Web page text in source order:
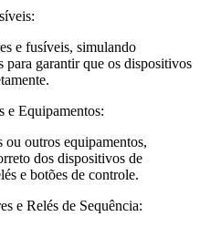
e fusíveis, simulando
para garantir que os dispositivos
e Equipamentos:
ou outros equipamentos,
dos dispositivos de
e botões de controle.
e Relés de Sequência: